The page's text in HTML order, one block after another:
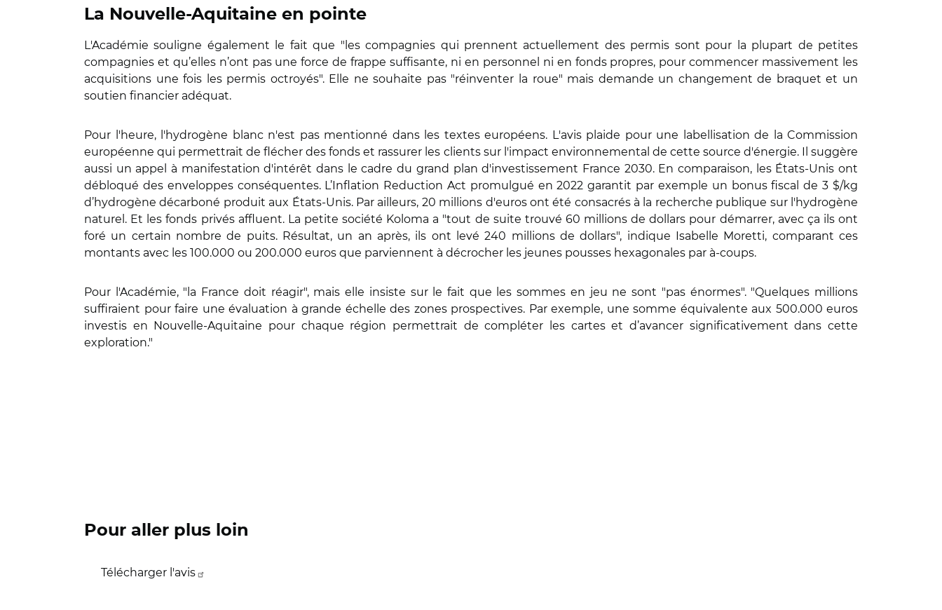
La Nouvelle-Aquitaine en pointe
L'Académie souligne également le fait que "les compagnies qui prennent actuellement des permis sont pour la plupart de petites
compagnies et qu’elles n’ont pas une force de frappe suffisante, ni en personnel ni en fonds propres, pour commencer massivement les
acquisitions une fois les permis octroyés". Elle ne souhaite pas "réinventer la roue" mais demande un changement de braquet et un
soutien financier adéquat.
Pour l'heure, l'hydrogène blanc n'est pas mentionné dans les textes européens. L'avis plaide pour une labellisation de la Commission
européenne qui permettrait de flécher des fonds et rassurer les clients sur l'impact environnemental de cette source d'énergie. Il suggère
aussi un appel à manifestation d'intérêt dans le cadre du grand plan d'investissement France 2030. En comparaison, les États-Unis ont
débloqué des enveloppes conséquentes. L’Inflation Reduction Act promulgué en 2022 garantit par exemple un bonus fiscal de 3 $/kg
d’hydrogène décarboné produit aux États-Unis. Par ailleurs, 20 millions d'euros ont été consacrés à la recherche publique sur l'hydrogène
naturel. Et les fonds privés affluent. La petite société Koloma a "tout de suite trouvé 60 millions de dollars pour démarrer, avec ça ils ont
foré un certain nombre de puits. Résultat, un an après, ils ont levé 240 millions de dollars", indique Isabelle Moretti, comparant ces
montants avec les 100.000 ou 200.000 euros que parviennent à décrocher les jeunes pousses hexagonales par à-coups.
Pour l'Académie, "la France doit réagir", mais elle insiste sur le fait que les sommes en jeu ne sont "pas énormes". "Quelques millions
suffiraient pour faire une évaluation à grande échelle des zones prospectives. Par exemple, une somme équivalente aux 500.000 euros
investis en Nouvelle-Aquitaine pour chaque région permettrait de compléter les cartes et d’avancer significativement dans cette
exploration."
Pour aller plus loin
Télécharger l'avis